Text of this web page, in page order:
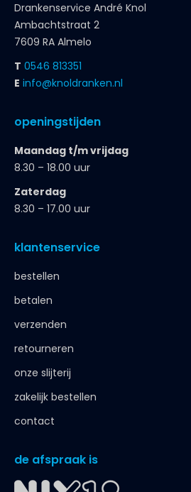
Drankenservice André Knol
Ambachtstraat 2
7609 RA Almelo
T 0546 813351
E info@knoldranken.nl
openingstijden
Maandag t/m vrijdag
8.30 – 18.00 uur
Zaterdag
8.30 – 17.00 uur
klantenservice
bestellen
betalen
verzenden
retourneren
onze slijterij
zakelijk bestellen
contact
de afspraak is